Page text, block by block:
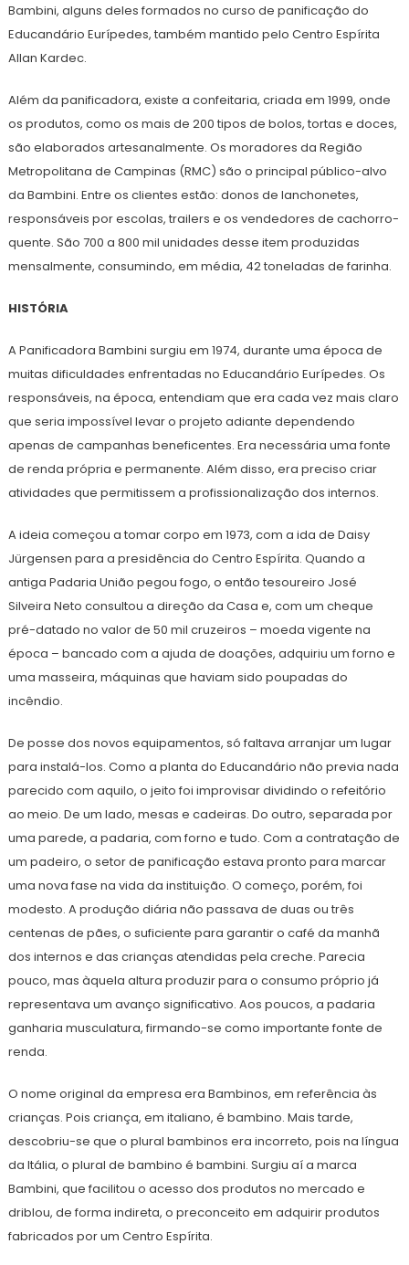
Bambini, alguns deles formados no curso de panificação do
Educandário Eurípedes, também mantido pelo Centro Espírita
Allan Kardec.
Além da panificadora, existe a confeitaria, criada em 1999, onde
os produtos, como os mais de 200 tipos de bolos, tortas e doces,
são elaborados artesanalmente. Os moradores da Região
Metropolitana de Campinas (RMC) são o principal público-alvo
da Bambini. Entre os clientes estão: donos de lanchonetes,
responsáveis por escolas, trailers e os vendedores de cachorro-
quente. São 700 a 800 mil unidades desse item produzidas
mensalmente, consumindo, em média, 42 toneladas de farinha.
HISTÓRIA
A Panificadora Bambini surgiu em 1974, durante uma época de
muitas dificuldades enfrentadas no Educandário Eurípedes. Os
responsáveis, na época, entendiam que era cada vez mais claro
que seria impossível levar o projeto adiante dependendo
apenas de campanhas beneficentes. Era necessária uma fonte
de renda própria e permanente. Além disso, era preciso criar
atividades que permitissem a profissionalização dos internos.
A ideia começou a tomar corpo em 1973, com a ida de Daisy
Jürgensen para a presidência do Centro Espírita. Quando a
antiga Padaria União pegou fogo, o então tesoureiro José
Silveira Neto consultou a direção da Casa e, com um cheque
pré-datado no valor de 50 mil cruzeiros – moeda vigente na
época – bancado com a ajuda de doações, adquiriu um forno e
uma masseira, máquinas que haviam sido poupadas do
incêndio.
De posse dos novos equipamentos, só faltava arranjar um lugar
para instalá-los. Como a planta do Educandário não previa nada
parecido com aquilo, o jeito foi improvisar dividindo o refeitório
ao meio. De um lado, mesas e cadeiras. Do outro, separada por
uma parede, a padaria, com forno e tudo. Com a contratação de
um padeiro, o setor de panificação estava pronto para marcar
uma nova fase na vida da instituição. O começo, porém, foi
modesto. A produção diária não passava de duas ou três
centenas de pães, o suficiente para garantir o café da manhã
dos internos e das crianças atendidas pela creche. Parecia
pouco, mas àquela altura produzir para o consumo próprio já
representava um avanço significativo. Aos poucos, a padaria
ganharia musculatura, firmando-se como importante fonte de
renda.
O nome original da empresa era Bambinos, em referência às
crianças. Pois criança, em italiano, é bambino. Mais tarde,
descobriu-se que o plural bambinos era incorreto, pois na língua
da Itália, o plural de bambino é bambini. Surgiu aí a marca
Bambini, que facilitou o acesso dos produtos no mercado e
driblou, de forma indireta, o preconceito em adquirir produtos
fabricados por um Centro Espírita.